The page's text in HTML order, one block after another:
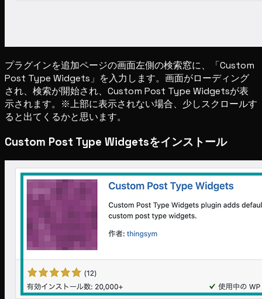
プラグインを追加ページの画面左側の検索窓に、「Custom
Post Type Widgets」を入力します。画面がローディング
され、検索が開始され、Custom Post Type Widgetsが表
示されます。※上部に表示されない場合、少しスクロールす
ると出てくるかと思います。
Custom Post Type Widgetsをインストール